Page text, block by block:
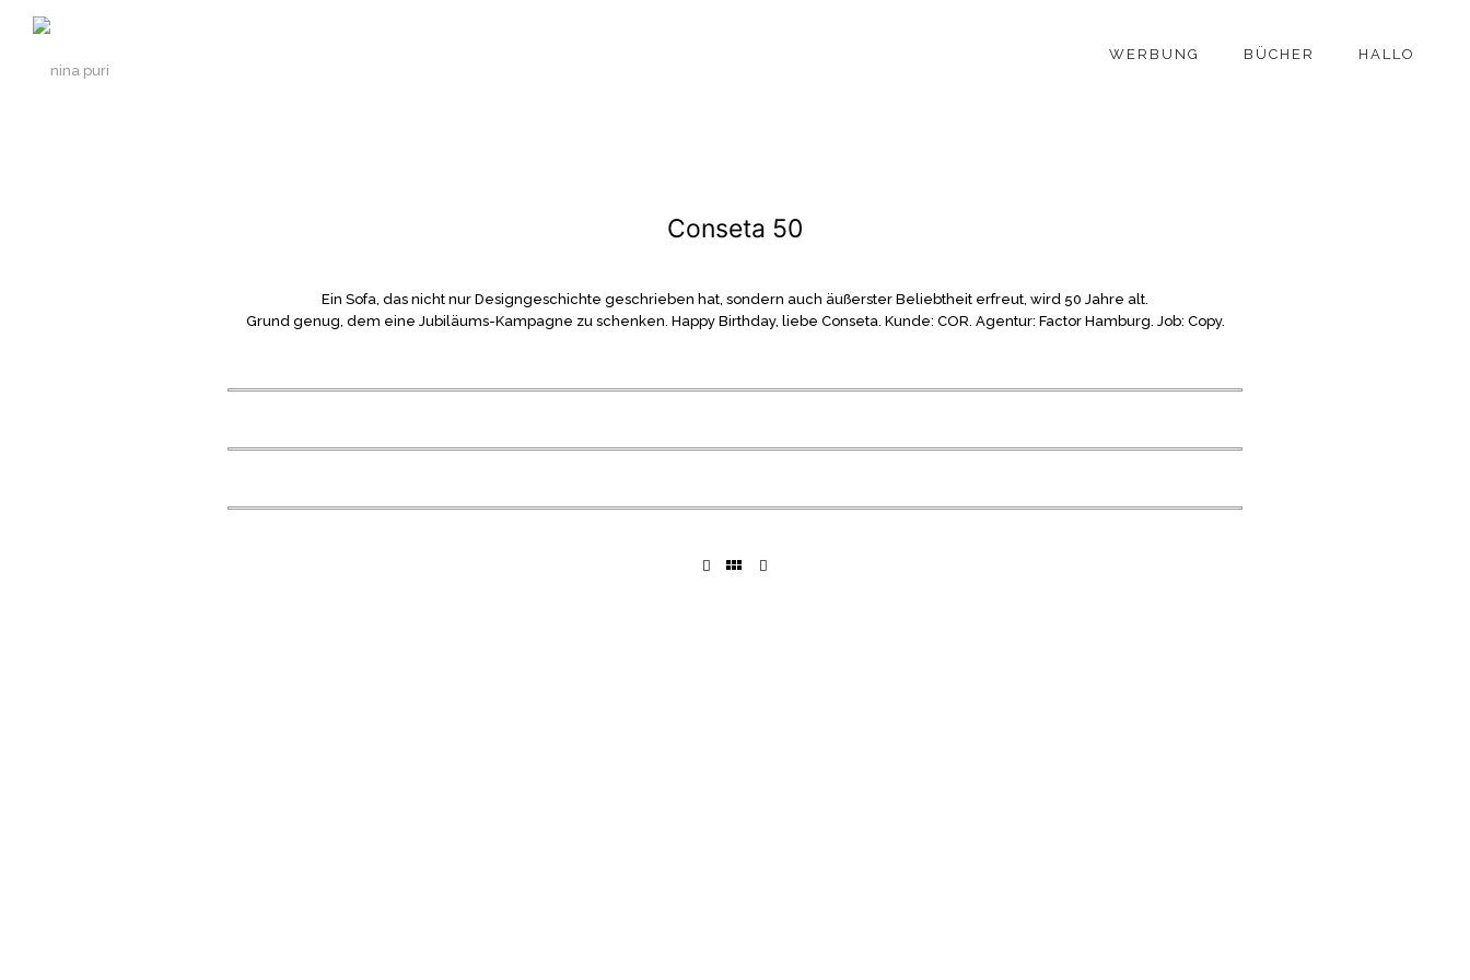
WERBUNG BÜCHER HALLO
Conseta 50
Ein Sofa, das nicht nur Designgeschichte geschrieben hat, sondern auch äußerster Beliebtheit erfreut, wird 50 Jahre alt.
Grund genug, dem eine Jubiläums-Kampagne zu schenken. Happy Birthday, liebe Conseta. Kunde: COR. Agentur: Factor Hamburg. Job: Copy.